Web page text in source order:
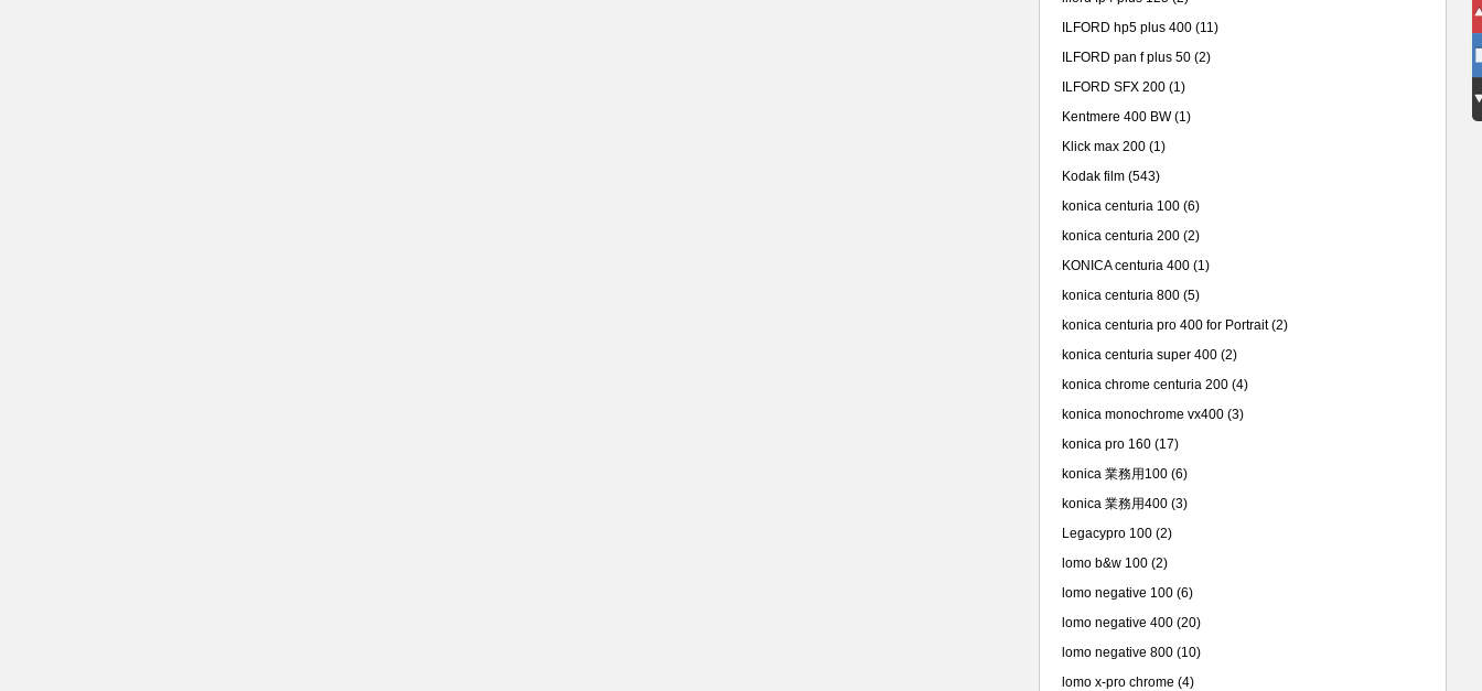
ILFORD hp5 plus 400 (11)
ILFORD pan f plus 50 (2)
ILFORD SFX 200 (1)
Kentmere 400 BW(1)
Klick max 200 (1)
Kodak film (543)
konica centuria 100 (6)
konica centuria 200 (2)
KONICA centuria 400 (1)
konica centuria 800 (5)
konica centuria pro 400 for Portrait(2)
konica centuria super 400 (2)
konica chrome centuria 200 (4)
konica monochrome vx400 (3)
konica pro 160 (17)
konica 業務用100 (6)
konica 業務用400 (3)
Legacypro 100 (2)
lomo b&w 100 (2)
lomo negative 100 (6)
lomo negative 400 (20)
lomo negative 800 (10)
lomo x-pro chrome (4)